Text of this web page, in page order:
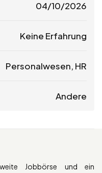
04/10/2026
Keine Erfahrung
Personalwesen, HR
Andere
Jobbörse und ein